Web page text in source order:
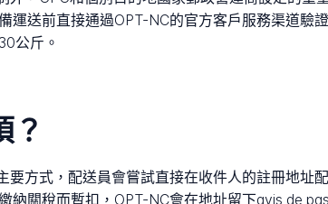
運送前直接通過OPT-NC的官方客戶服務渠道驗
公斤。
？
要方式，配送員會嘗試直接在收件人的註冊地址
納關稅而暫扣，OPT-NC會在地址留下avis de